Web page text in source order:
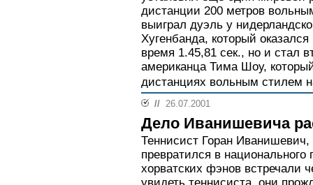
дистанции 200 метров
выиграл дуэль у
Хугенбанда, который
время 1.45,81 сек., но и стал
американца Тима Шоу,
дистанциях вольным стилем
// 26.07.2001
Дело Иванишевича
Теннисист Горан
превратился в
хорватских фэнов встречали